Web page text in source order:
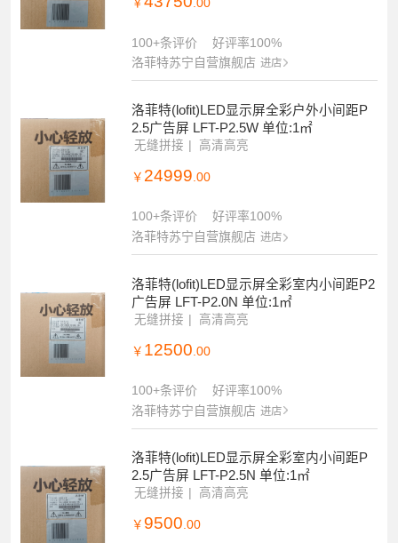
￥ .00
100+条评价
好评率100%
洛菲特苏宁自营旗舰店 进店
洛菲特(lofit)LED显示屏全彩户外小间距P
2.5广告屏 LFT-P2.5W 单位:1㎡
无缝拼接 高清高亮
￥ 24999.00
100+条评价
好评率100%
洛菲特苏宁自营旗舰店 进店
洛菲特(lofit)LED显示屏全彩室内小间距P2
广告屏 LFT-P2.0N 单位:1㎡
无缝拼接 高清高亮
￥ 12500 .00
100+条评价
好评率100%
洛菲特苏宁自营旗舰店 进店
洛菲特(lofit)LED显示屏全彩室内小间距P
2.5广告屏 LFT-P2.5N 单位:1㎡
无缝拼接 高清高亮
￥ 9500.00